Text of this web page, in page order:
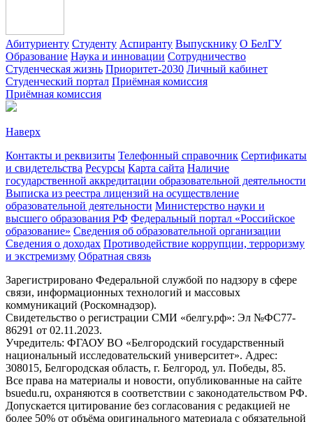
Абитуриенту Студенту Аспиранту Выпускнику О БелГУ
Образование Наука и инновации Сотрудничество
Студенческая жизнь Приоритет-2030 Личный кабинет
Студенческий портал Приёмная комиссия
Приёмная комиссия
Наверх
Контакты и реквизиты Телефонный справочник Сертификаты
и свидетельства Ресурсы Карта сайта Наличие
государственной аккредитации образовательной деятельности
Выписка из реестра лицензий на осуществление
образовательной деятельности Министерствo науки и
высшего образования РФ Федеральный портал «Российское
образование» Сведения об образовательной организации
Сведения о доходах Противодействие коррупции, терроризму
и экстремизму Обратная связь
Зарегистрировано Федеральной службой по надзору в сфере
связи, информационных технологий и массовых
коммуникаций (Роскомнадзор).
Свидетельство о регистрации СМИ «белгу.рф»: Эл №ФС77-
86291 от 02.11.2023.
Учредитель: ФГАОУ ВО «Белгородский государственный
национальный исследовательский университет». Адрес:
308015, Белгородская область, г. Белгород, ул. Победы, 85.
Все права на материалы и новости, опубликованные на сайте
bsuedu.ru, охраняются в соответствии с законодательством РФ.
Допускается цитирование без согласования с редакцией не
более 50% от объёма оригинального материала с обязательной